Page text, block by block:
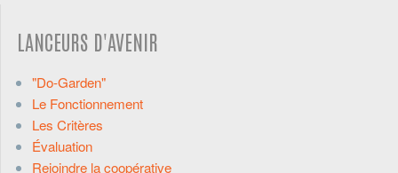
LANCEURS D'AVENIR
"Do-Garden"
Le Fonctionnement
Les Critères
Évaluation
Rejoindre la coopérative